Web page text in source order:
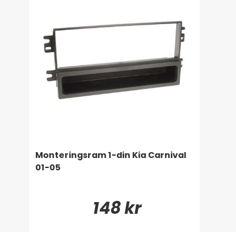
Monteringsram 1-din Kia Carnival
01-05
148 kr